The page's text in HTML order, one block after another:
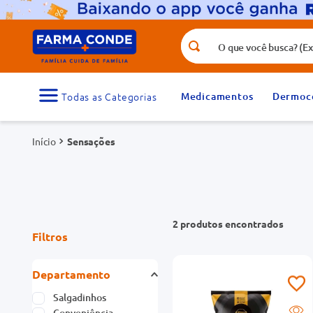
O que você busca? (Ex.: vitamina,
Medicamentos
Sensações
Filtros
Departamento
Salgadinhos
2 produtos
Termos mais buscados
1
medicamento